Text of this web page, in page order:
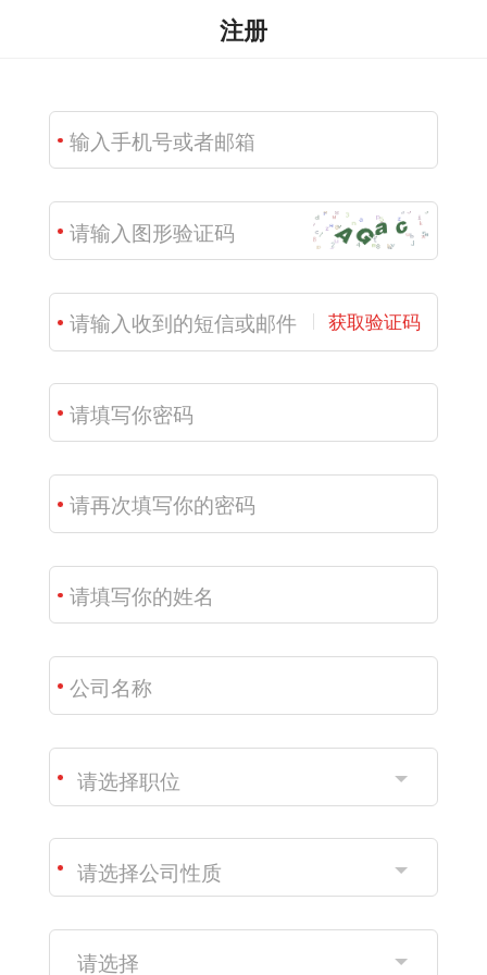
注册
获取验证码